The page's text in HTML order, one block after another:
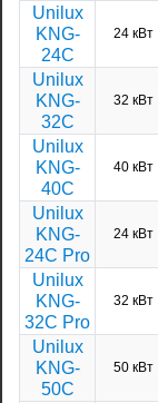
Unilux
KNG-
24C
24 кВт
Unilux
KNG-
32C
32 кВт
Unilux
KNG-
40C
40 кВт
Unilux
KNG-
24C Pro
24 кВт
Unilux
KNG-
32C Pro
32 кВт
Unilux
KNG-
50C
50 кВт